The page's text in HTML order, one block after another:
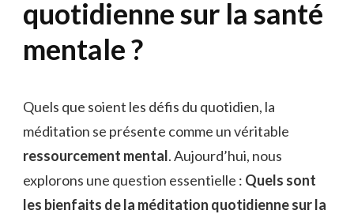
quotidienne sur la santé
mentale ?
Quels que soient les défis du quotidien, la
méditation se présente comme un véritable
ressourcement mental. Aujourd’hui, nous
explorons une question essentielle : Quels sont
les bienfaits de la méditation quotidienne sur la